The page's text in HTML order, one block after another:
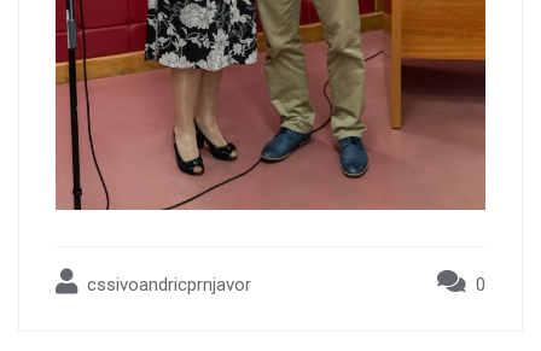
cssivoandricprnjavor 0